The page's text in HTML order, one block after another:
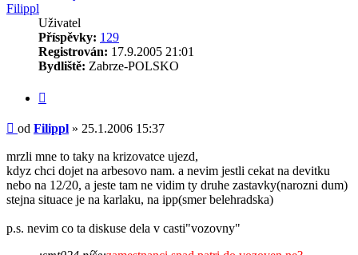
Filippl
Uživatel
Příspěvky: 129
Registrován: 17.9.2005 21:01
Bydliště: Zabrze-POLSKO
Příspěvek
od Filippl » 25.1.2006 15:37
mrzli mne to taky na krizovatce ujezd,
kdyz chci dojet na arbesovo nam. a nevim jestli cekat na devitku
nebo na 12/20, a jeste tam ne vidim ty druhe zastavky(narozni dum)
stejna situace je na karlaku, na ipp(smer belehradska)
p.s. nevim co ta diskuse dela v casti"vozovny"